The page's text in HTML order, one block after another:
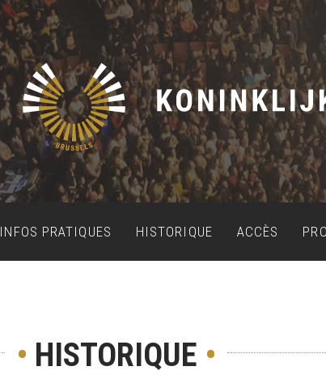
INFOS PRATIQUES HISTORIQUE ACCÈS PRO
• HISTORIQUE •